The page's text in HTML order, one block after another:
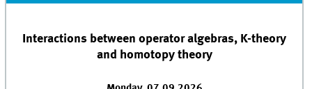
Interactions between operator algebras, K-theory
and homotopy theory